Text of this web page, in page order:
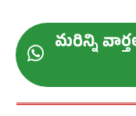
మ‌రిన్ని